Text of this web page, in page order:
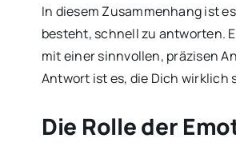
In diesem Zusammenhang ist
besteht, schnell zu antworten.
mit einer sinnvollen, präzisen
Antwort ist es, die Dich wirklich
Die Rolle der